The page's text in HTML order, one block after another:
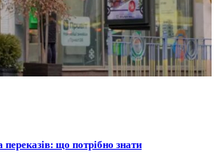
що потрібно знати